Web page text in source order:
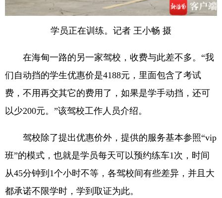
学员正在训练。记者 王小畅 摄
在海甸一路的另一家驾校，收费与此差不多。“我
们自动挡的学生优惠价是4188元，里面包含了考试
费，不用再交其它的费用了，如果是学手动挡，还可
以少200元。”该驾校工作人员介绍。
驾校除了提出优惠价外，提供的服务基本参照“vip
班”的模式，也就是学员每天可以预约练车1次，时间
从45分钟到1个小时不等，各驾校间有些差异，并且大
都承诺不限学时，学到取证为此。